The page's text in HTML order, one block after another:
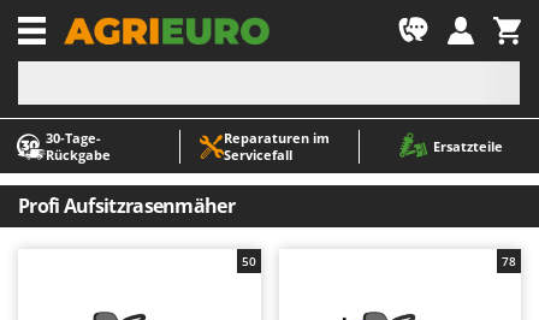
30‑Tage-
Rückgabe
Reparaturen im
Servicefall
Ersatzteile
-1
A
Abbeermaschinen - Traubenmühlen
Abfüllgeräte
Akku Gartenscheren
Akku Gras- und Strauchscheren
Akku-Stichsägen
A
ABAC
AgriEuro Premium
AgriEuro TOP-LINE
Aima
Profi Aufsitzrasenmäher
50 78